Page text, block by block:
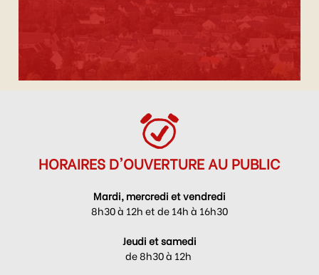
HORAIRES D'OUVERTURE AU PUBLIC
Mardi, mercredi et vendredi
8h30 à 12h et de 14h à 16h30
Jeudi et samedi
de 8h30 à 12h